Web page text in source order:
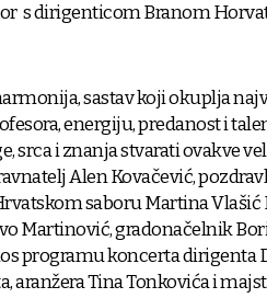
s dirigenticom Branom
sastav koji okuplja
energiju, predanost i
srca i znanja stvarati ovakve
Alen Kovačević,
saboru Martina Vlašić
Martinović, gradonačelnik
programu koncerta dirigenta
aranžera Tina Tonkovića i